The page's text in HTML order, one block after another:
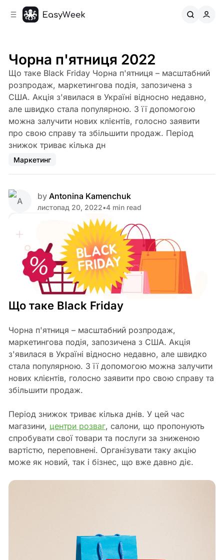
Чорна п'ятниця 2022
Що таке Black Friday Чорна п'ятниця – масштабний
розпродаж, маркетингова подія, запозичена з
США. Акція з'явилася в Україні відносно недавно,
але швидко стала популярною. З її допомогою
можна залучити нових клієнтів, голосно заявити
про свою справу та збільшити продаж. Період
знижок триває кілька дн
Маркетинг
by Antonina Kamenchuk
листопад 20, 2022•4 min read
Що таке Black Friday
Чорна п'ятниця – масштабний розпродаж,
маркетингова подія, запозичена з США. Акція
з'явилася в Україні відносно недавно, але швидко
стала популярною. З її допомогою можна залучити
нових клієнтів, голосно заявити про свою справу та
збільшити продаж.
Період знижок триває кілька днів. У цей час
магазини, центри розваг, салони, що пропонують
спробувати свої товари та послуги за зниженою
вартістю, переповнені. Організувати таку акцію
може як новий, так і бізнес, що вже давно діє.